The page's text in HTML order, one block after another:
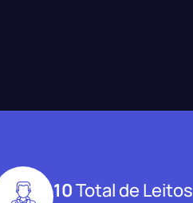
10Total de Leitos